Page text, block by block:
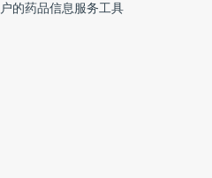
的药品信息服务工具